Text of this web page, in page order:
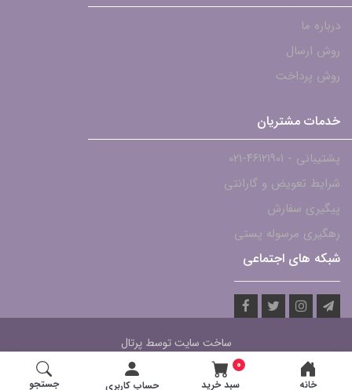
خانه
0
سبد خرید
حساب کاربری جستجو
درباره ما
روش ارسال
روش پرداخت
خدمات مشتریان
پشتیبانی - ۴۶۱۲۱۹۰۱-021
شرایط تعویض و گارانتی
پیگیری سفارش
رهگیری مرسوله پستی
شبکه های اجتماعی
ساخت سایت توسطپرتال